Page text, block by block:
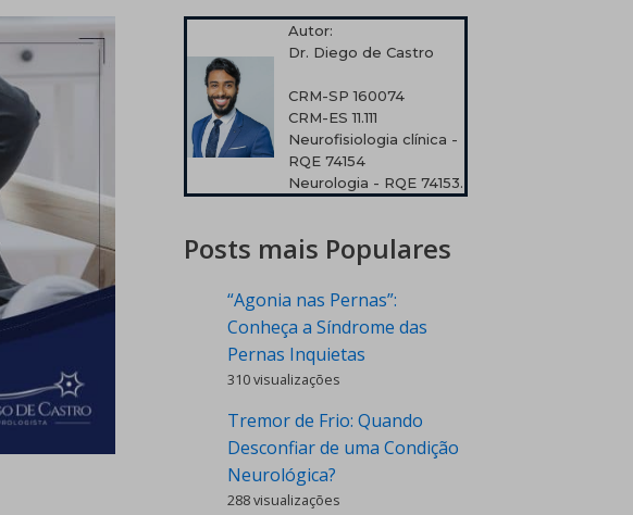
Autor:
Dr. Diego de Castro
CRM-SP 160074
CRM-ES 11.111
Neurofisiologia clínica -
RQE 74154
Neurologia - RQE 74153.
Posts mais Populares
“Agonia nas Pernas”:
Conheça a Síndrome das
Pernas Inquietas
310 visualizações
Tremor de Frio: Quando
Desconfiar de uma Condição
Neurológica?
288 visualizações